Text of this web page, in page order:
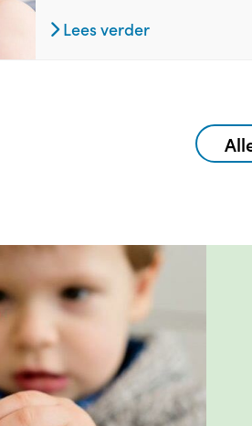
Lees verder